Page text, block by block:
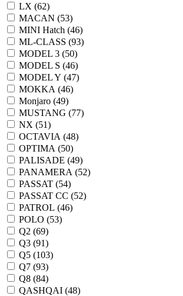
LX (62)
MACAN (53)
MINI Hatch (46)
ML-CLASS (93)
MODEL 3 (50)
MODEL S (46)
MODEL Y (47)
MOKKA (46)
Monjaro (49)
MUSTANG (77)
NX (51)
OCTAVIA (48)
OPTIMA (50)
PALISADE (49)
PANAMERA (52)
PASSAT (54)
PASSAT CC (52)
PATROL (46)
POLO (53)
Q2 (69)
Q3 (91)
Q5 (103)
Q7 (93)
Q8 (84)
QASHQAI (48)